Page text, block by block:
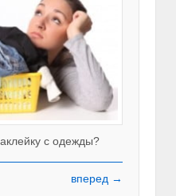
с одежды?
вперед →